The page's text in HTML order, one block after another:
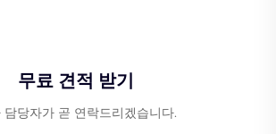
무료 견적 받기
담당자가 곧 연락드리겠습니다.